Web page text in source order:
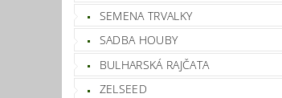
SEMENA TRVALKY
SADBA HOUBY
BULHARSKÁ RAJČATA
ZELSEED